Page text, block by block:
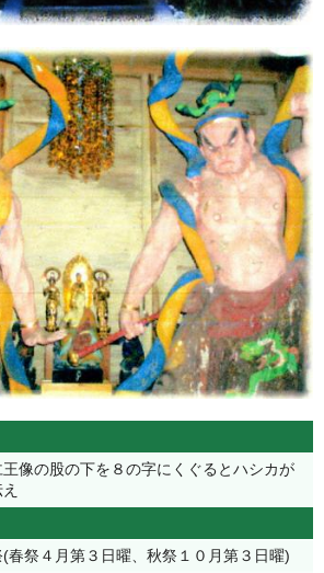
王像の股の下を８の字にくぐるとハシカが
(春祭４月第３日曜、秋祭１０月第３日曜)